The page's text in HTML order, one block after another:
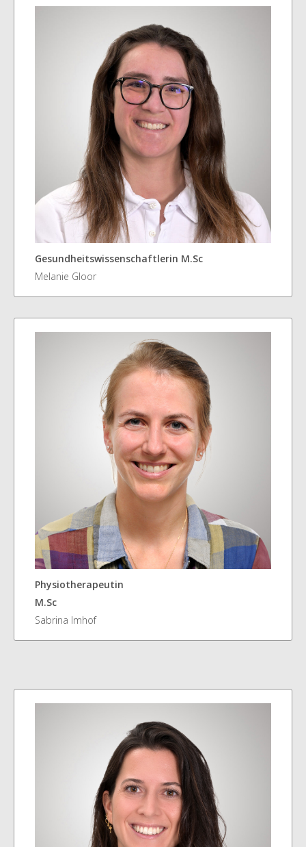
Gesundheitswissenschaftlerin M.Sc
Melanie Gloor
Physiotherapeutin
M.Sc
Sabrina Imhof